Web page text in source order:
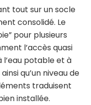
tout sur un socle
consolidé. Le
pour plusieurs
l’accès quasi
l’eau potable et à
qu’un niveau de
traduisent
installée.